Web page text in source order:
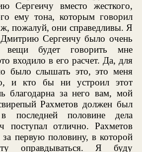
Сергеичу вместо жесткого,
ему тона, которым говорил
пожалуй, они справедливы. Я
Сергеичу было очень
вещи будет говорить мне
входило в его расчет. Да, для
было слышать это, это меня
и кто бы ни устроил этот
благодарна за него вам, мой
Рахметов должен был
последней половине дела
поступал отлично. Рахметов
за первую половину, в которой
оправдываться. Я буду